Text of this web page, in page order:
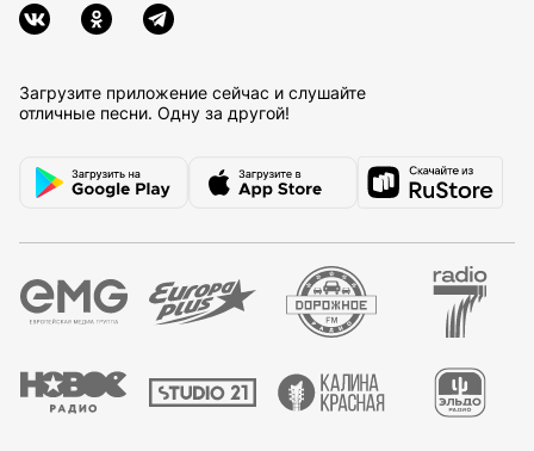
Загрузите приложение сейчас и слушайте
отличные песни. Одну за другой!